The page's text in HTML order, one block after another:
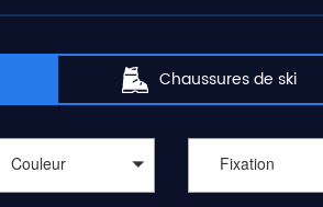
Chaussures de ski
Couleur Fixation